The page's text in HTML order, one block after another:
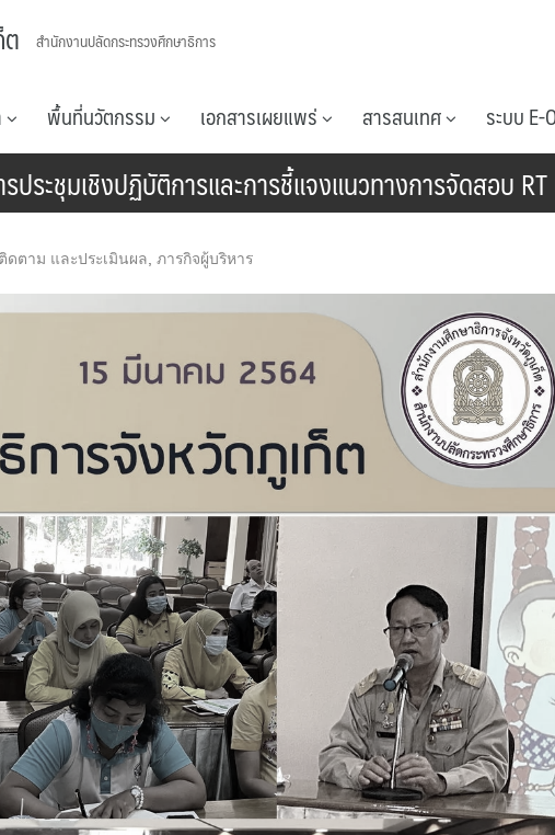
สำนักงานปลัดกระทรวงศึกษาธิการ
พื้นที่นวัตกรรม เอกสารเผยแพร่ สารสนเทศ ระบบ E-
ประชุมเชิงปฏิบัติการและการชี้แจงแนวทางการจัดสอบ RT
ดตาม และประเมินผล ภารกิจผู้บริหาร